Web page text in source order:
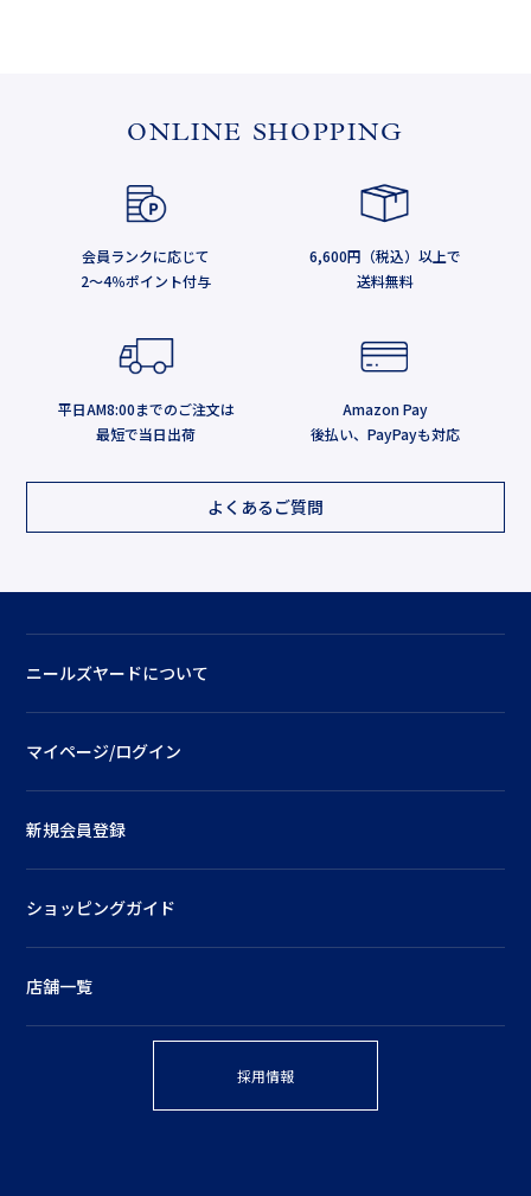
ONLINE SHOPPING
会員ランクに応じて
2～4％ポイント付与
6,600円（税込）以上で
送料無料
平日AM8:00までのご注文は
最短で当日出荷
Amazon Pay
後払い、PayPayも対応
よくあるご質問
ニールズヤードについて
マイページ/ログイン
新規会員登録
ショッピングガイド
店舗一覧
採用情報